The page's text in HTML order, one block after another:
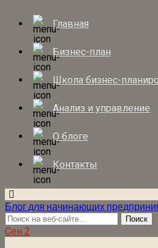
Главная
Бизнес-план
Школа бизнес-
Анализ и управление
О блоге
Контакты
Блог для начинающих
Сен 2